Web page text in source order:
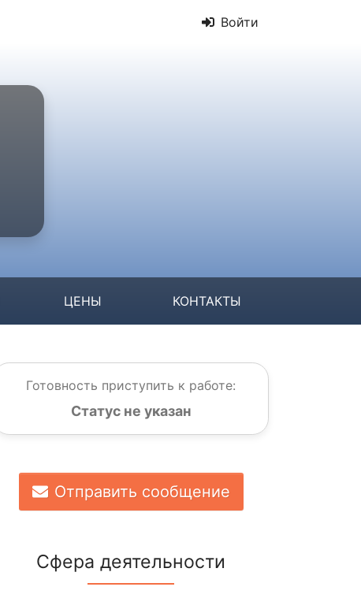
Войти
ЦЕНЫ КОНТАКТЫ
Готовность приступить к работе:
Статус не указан
Отправить сообщение
Сфера деятельности